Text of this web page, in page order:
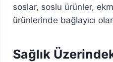
soslar, soslu ürünler,
ürünlerinde bağlayıcı
Sağlık